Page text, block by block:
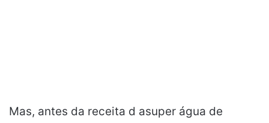
Mas, antes da receita d asuper água de